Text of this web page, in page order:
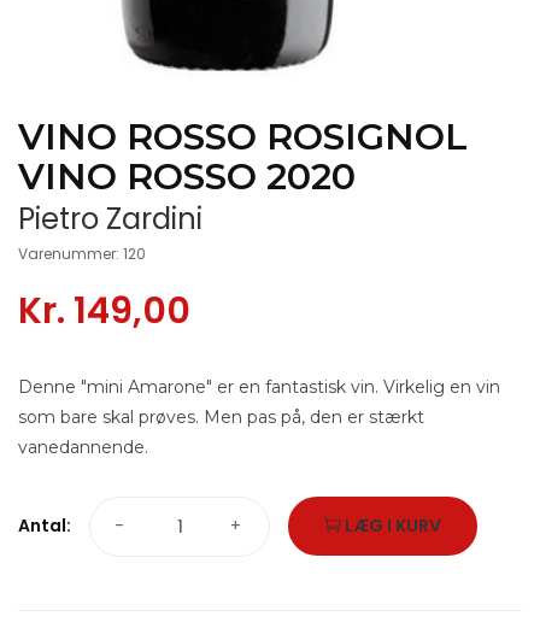
VINO ROSSO ROSIGNOL
VINO ROSSO 2020
Pietro Zardini
Varenummer: 120
Kr. 149,00
Denne "mini Amarone" er en fantastisk vin. Virkelig en vin
som bare skal prøves. Men pas på, den er stærkt
vanedannende.
Antal: - + LÆG I KURV